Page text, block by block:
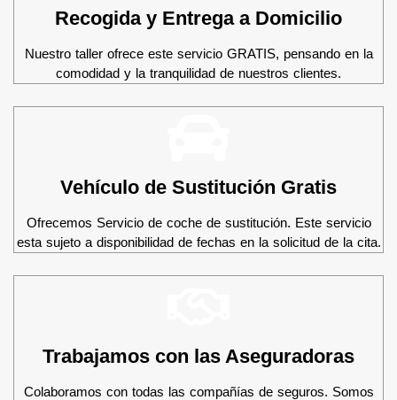
Recogida y Entrega a Domicilio
Nuestro taller ofrece este servicio GRATIS, pensando en la
comodidad y la tranquilidad de nuestros clientes.
Vehículo de Sustitución Gratis
Ofrecemos Servicio de coche de sustitución. Este servicio
esta sujeto a disponibilidad de fechas en la solicitud de la cita.
Trabajamos con las Aseguradoras
Colaboramos con todas las compañías de seguros. Somos